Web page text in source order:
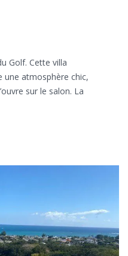
Golf. Cette villa
une atmosphère chic,
sur le salon. La